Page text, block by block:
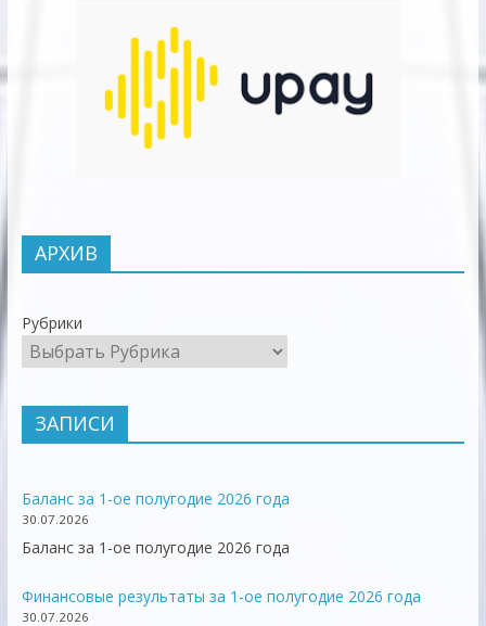
АРХИВ
Рубрики
ЗАПИСИ
Баланс за 1-ое полугодие 2026 года
30.07.2026
Баланс за 1-ое полугодие 2026 года
Финансовые результаты за 1-ое полугодие 2026 года
30.07.2026